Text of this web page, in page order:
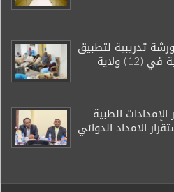
تدريبية لتطبيق
الإمدادات الطبية
الامداد الدوائي